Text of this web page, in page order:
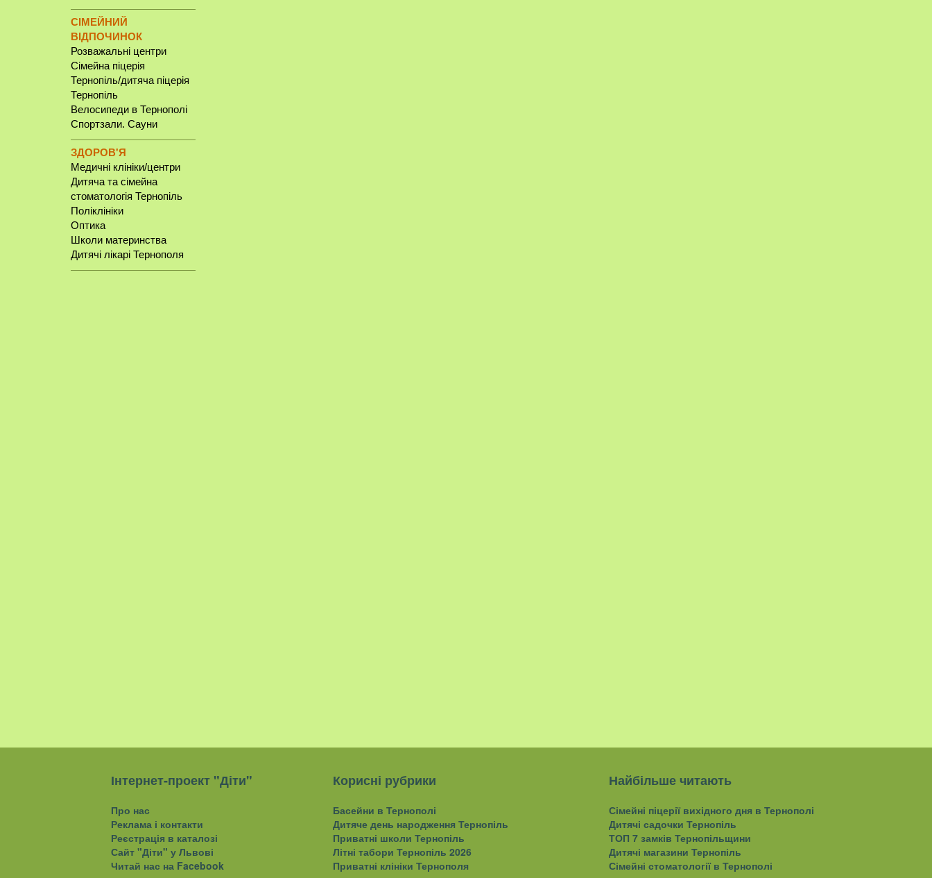
СІМЕЙНИЙ
ВІДПОЧИНОК
Розважальні центри
Сімейна піцерія
Тернопіль/дитяча піцерія
Тернопіль
Велосипеди в Тернополі
Спортзали. Сауни
ЗДОРОВ'Я
Медичні клініки/центри
Дитяча та сімейна
стоматологія Тернопіль
Поліклініки
Оптика
Школи материнства
Дитячі лікарі Тернополя
Інтернет-проект "Діти"
Про нас
Реклама і контакти
Реєстрація в каталозі
Сайт "Діти" у Львові
Читай нас на Facebook
Корисні рубрики
Басейни в Тернополі
Дитяче день народження Тернопіль
Приватні школи Тернопіль
Літні табори Тернопіль 2026
Приватні клініки Тернополя
Найбільше читають
Сімейні піцерії вихідного дня в Тернополі
Дитячі садочки Тернопіль
ТОП 7 замків Тернопільщини
Дитячі магазини Тернопіль
Сімейні стоматології в Тернополі